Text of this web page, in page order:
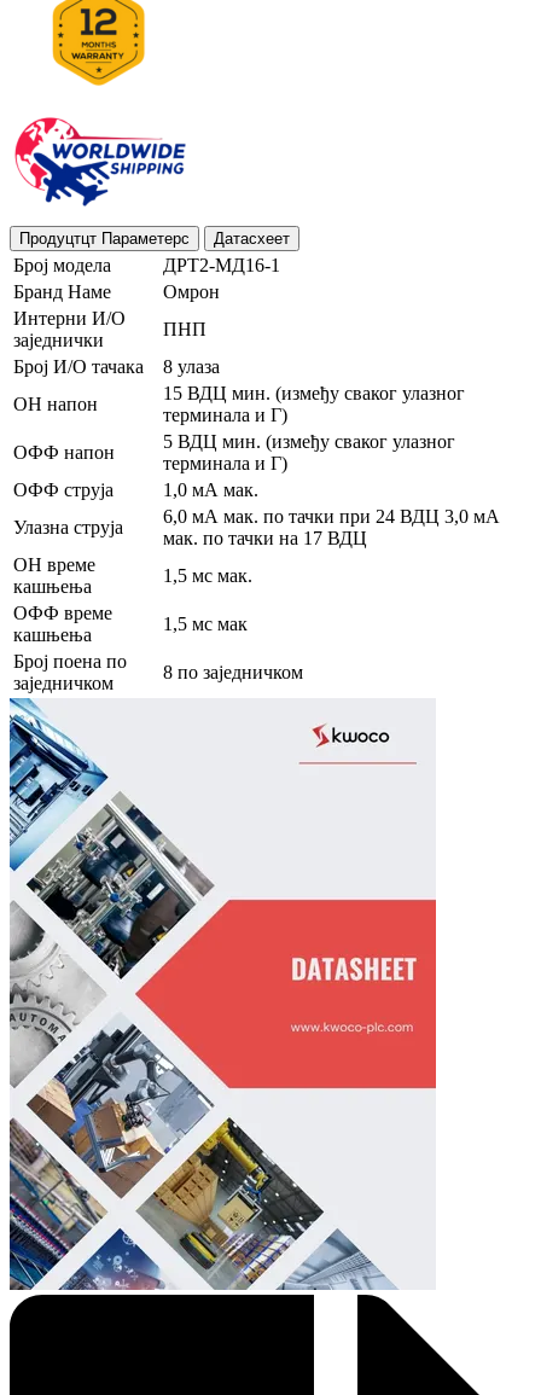
Продуцтцт Параметерс Датасхеет
Број модела
ДРТ2-МД16-1
Бранд Наме
Омрон
Интерни И/О
заједнички
ПНП
Број И/О тачака
8 улаза
ОН напон
15 ВДЦ мин. (између сваког улазног
терминала и Г)
ОФФ напон
5 ВДЦ мин. (између сваког улазног
терминала и Г)
ОФФ струја
1,0 мА мак.
Улазна струја
6,0 мА мак. по тачки при 24 ВДЦ 3,0 мА
мак. по тачки на 17 ВДЦ
ОН време
кашњења
1,5 мс мак.
ОФФ време
кашњења
1,5 мс мак
Број поена по
заједничком
8 по заједничком